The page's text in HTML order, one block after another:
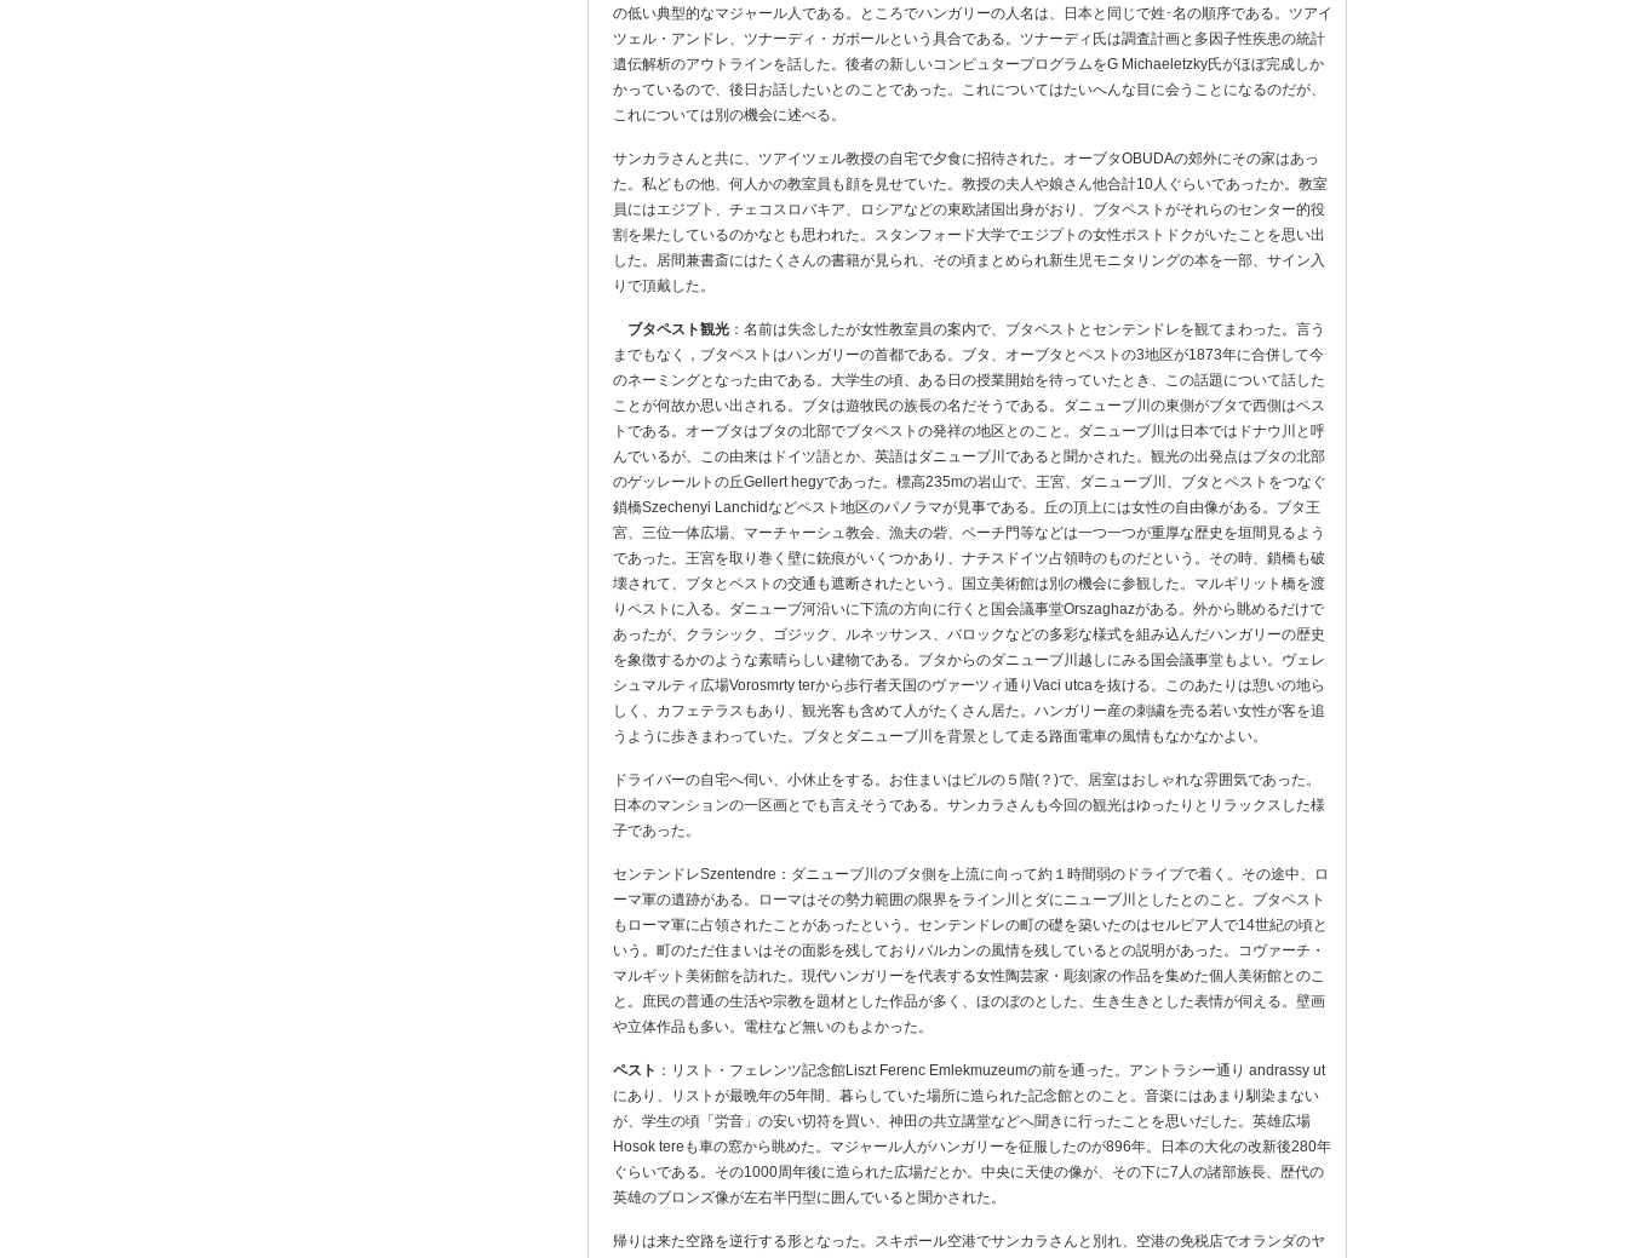
の低い典型的なマジャール人である。ところでハンガリーの人名は、日本と同じで姓･名の順序である。ツアイ
ツェル・アンドレ、ツナーディ・ガボールという具合である。ツナーディ氏は調査計画と多因子性疾患の統計
遺伝解析のアウトラインを話した。後者の新しいコンピュタープログラムをG Michaeletzky氏がほぼ完成しか
かっているので、後日お話したいとのことであった。これについてはたいへんな目に会うことになるのだが、
これについては別の機会に述べる。
サンカラさんと共に、ツアイツェル教授の自宅で夕食に招待された。オーブタOBUDAの郊外にその家はあっ
た。私どもの他、何人かの教室員も顔を見せていた。教授の夫人や娘さん他合計10人ぐらいであったか。教室
員にはエジプト、チェコスロバキア、ロシアなどの東欧諸国出身がおり、ブタペストがそれらのセンター的役
割を果たしているのかなとも思われた。スタンフォード大学でエジプトの女性ポストドクがいたことを思い出
した。居間兼書斎にはたくさんの書籍が見られ、その頃まとめられ新生児モニタリングの本を一部、サイン入
りで頂戴した。
ブタペスト観光 ：名前は失念したが女性教室員の案内で、ブタペストとセンテンドレを観てまわった。言う
までもなく，ブタペストはハンガリーの首都である。ブタ、オーブタとペストの3地区が1873年に合併して今
のネーミングとなった由である。大学生の頃、ある日の授業開始を待っていたとき、この話題について話した
ことが何故か思い出される。ブタは遊牧民の族長の名だそうである。ダニューブ川の東側がブタで西側はペス
トである。オーブタはブタの北部でブタペストの発祥の地区とのこと。ダニューブ川は日本ではドナウ川と呼
んでいるが、この由来はドイツ語とか、英語はダニューブ川であると聞かされた。観光の出発点はブタの北部
のゲッレールトの丘Gellert hegyであった。標高235mの岩山で、王宮、ダニューブ川、ブタとペストをつなぐ
鎖橋Szechenyi Lanchidなどペスト地区のパノラマが見事である。丘の頂上には女性の自由像がある。ブタ王
宮、三位一体広場、マーチャーシュ教会、漁夫の砦、ベーチ門等などは一つ一つが重厚な歴史を垣間見るよう
であった。王宮を取り巻く壁に銃痕がいくつかあり、ナチスドイツ占領時のものだという。その時、鎖橋も破
壊されて、ブタとペストの交通も遮断されたという。国立美術館は別の機会に参観した。マルギリット橋を渡
りペストに入る。ダニューブ河沿いに下流の方向に行くと国会議事堂Orszaghazがある。外から眺めるだけで
あったが、クラシック、ゴジック、ルネッサンス、バロックなどの多彩な様式を組み込んだハンガリーの歴史
を象徴するかのような素晴らしい建物である。ブタからのダニューブ川越しにみる国会議事堂もよい。ヴェレ
シュマルティ広場Vorosmrty terから歩行者天国のヴァーツィ通りVaci utcaを抜ける。このあたりは憩いの地ら
しく、カフェテラスもあり、観光客も含めて人がたくさん居た。ハンガリー産の刺繍を売る若い女性が客を追
うように歩きまわっていた。ブタとダニューブ川を背景として走る路面電車の風情もなかなかよい。
ドライバーの自宅へ伺い、小休止をする。お住まいはビルの５階(？)で、居室はおしゃれな雰囲気であった。
日本のマンションの一区画とでも言えそうである。サンカラさんも今回の観光はゆったりとリラックスした様
子であった。
センテンドレSzentendre：ダニューブ川のブタ側を上流に向って約１時間弱のドライブで着く。その途中、ロ
ーマ軍の遺跡がある。ローマはその勢力範囲の限界をライン川とダにニューブ川としたとのこと。ブタペスト
もローマ軍に占領されたことがあったという。センテンドレの町の礎を築いたのはセルビア人で14世紀の頃と
いう。町のただ住まいはその面影を残しておりバルカンの風情を残しているとの説明があった。コヴァーチ・
マルギット美術館を訪れた。現代ハンガリーを代表する女性陶芸家・彫刻家の作品を集めた個人美術館とのこ
と。庶民の普通の生活や宗教を題材とした作品が多く、ほのぼのとした、生き生きとした表情が伺える。壁画
や立体作品も多い。電柱など無いのもよかった。
ペスト ：リスト・フェレンツ記念館Liszt Ferenc Emlekmuzeumの前を通った。アントラシー通り andrassy ut
にあり、リストが最晩年の5年間、暮らしていた場所に造られた記念館とのこと。音楽にはあまり馴染まない
が、学生の頃「労音」の安い切符を買い、神田の共立講堂などへ聞きに行ったことを思いだした。英雄広場
Hosok tereも車の窓から眺めた。マジャール人がハンガリーを征服したのが896年。日本の大化の改新後280年
ぐらいである。その1000周年後に造られた広場だとか。中央に天使の像が、その下に7人の諸部族長、歴代の
英雄のブロンズ像が左右半円型に囲んでいると聞かされた。
帰りは来た空路を逆行する形となった。スキポール空港でサンカラさんと別れ、空港の免税店でオランダのヤ